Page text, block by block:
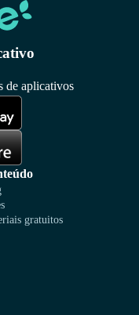
de aplicativos
gratuitos